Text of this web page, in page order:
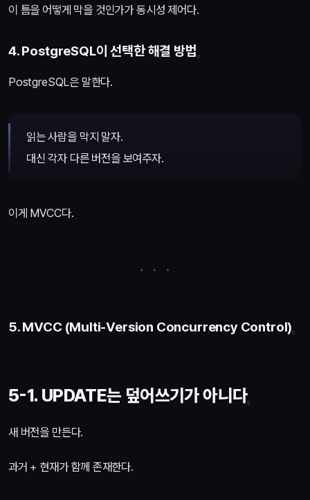
이 틈을 어떻게 막을 것인가가 동시성 제어다.
4. PostgreSQL이 선택한 해결 방법
PostgreSQL은 말한다.
읽는 사람을 막지 말자.
대신 각자 다른 버전을 보여주자.
이게 MVCC다.
5. MVCC (Multi-Version Concurrency Control)
5-1. UPDATE는 덮어쓰기가 아니다
새 버전을 만든다.
과거 + 현재가 함께 존재한다.